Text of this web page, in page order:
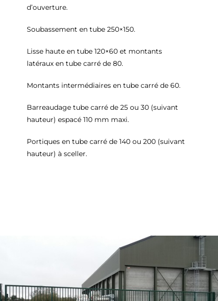
d’ouverture.
Soubassement en tube 250×150.
Lisse haute en tube 120×60 et montants
latéraux en tube carré de 80.
Montants intermédiaires en tube carré de 60.
Barreaudage tube carré de 25 ou 30 (suivant
hauteur) espacé 110 mm maxi.
Portiques en tube carré de 140 ou 200 (suivant
hauteur) à sceller.